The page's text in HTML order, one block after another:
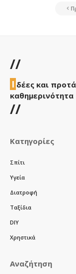
//
Ι δέες και
καθημερινότητα
//
Κατηγορίες
Σπίτι
Υγεία
Διατροφή
Ταξίδια
DIY
Χρηστικά
Αναζήτηση